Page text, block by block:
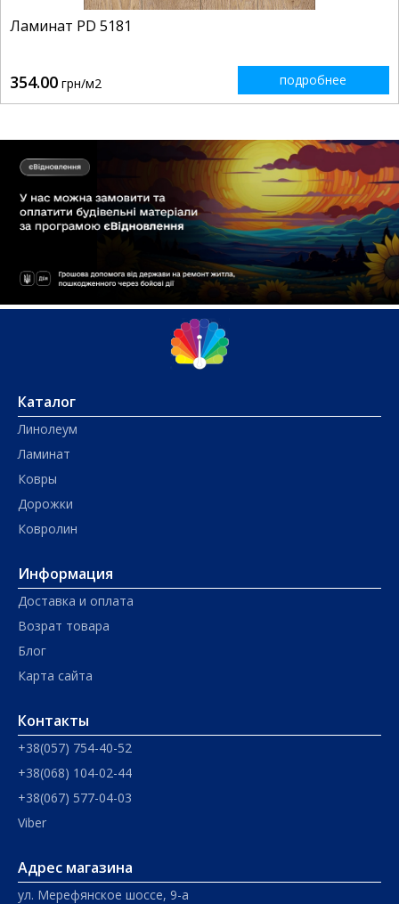
Ламинат PD 5181
354.00 грн/м2 подробнее
Каталог
Линолеум
Ламинат
Ковры
Дорожки
Ковролин
Информация
Доставка и оплата
Возрат товара
Блог
Карта сайта
Контакты
+38(057) 754-40-52
+38(068) 104-02-44
+38(067) 577-04-03
Viber
Адрес магазина
ул. Мерефянское шоссе, 9-а